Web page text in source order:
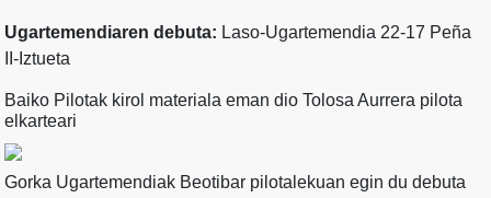
Ugartemendiaren debuta: Laso-Ugartemendia 22-17 Peña
II-Iztueta
Baiko Pilotak kirol materiala eman dio Tolosa Aurrera pilota
elkarteari
Gorka Ugartemendiak Beotibar pilotalekuan egin du debuta